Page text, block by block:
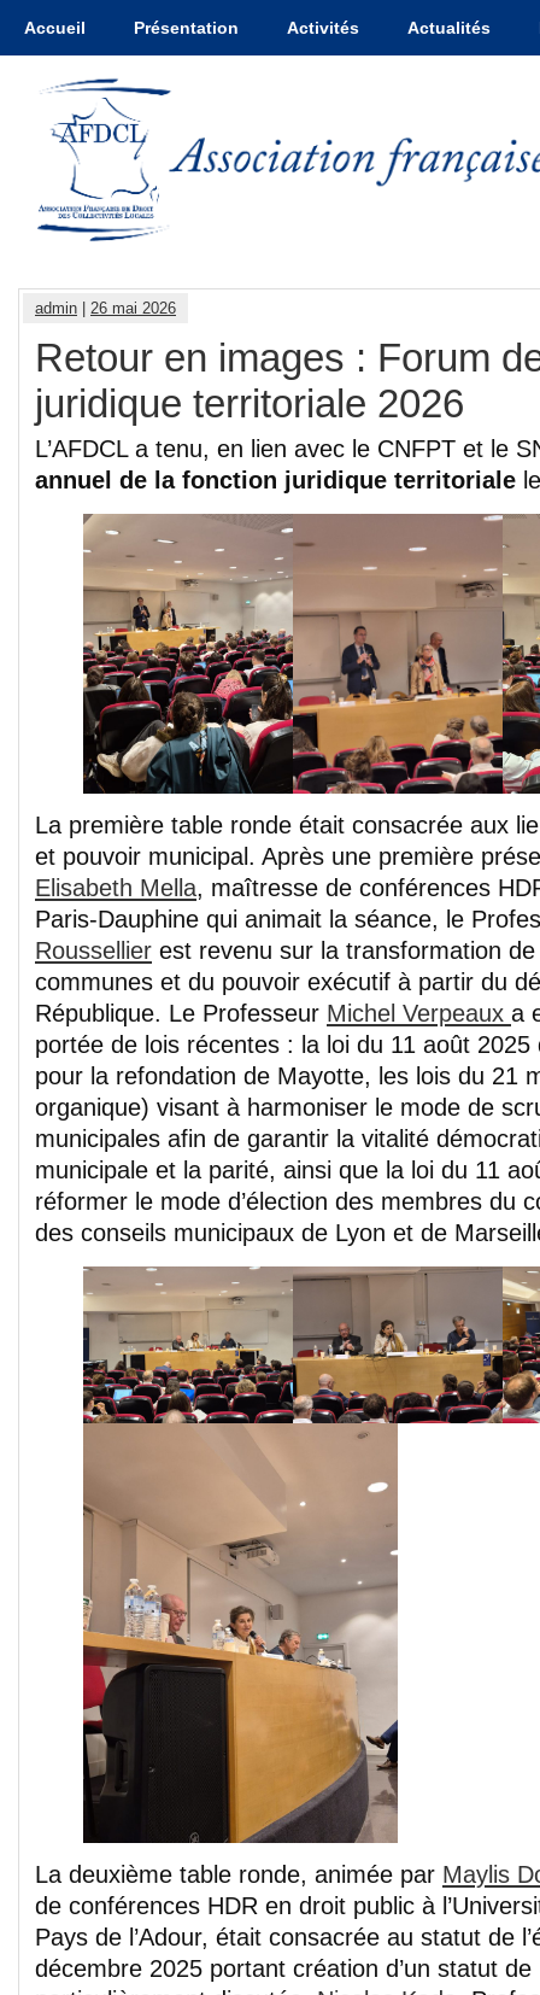
Accueil Présentation Activités Actualités
admin 26 mai 2026
Retour en images : Forum
juridique territoriale 2026
L’AFDCL a tenu, en lien avec le CNFPT et le
annuel de la fonction juridique territoriale
La première table ronde était consacrée aux
et pouvoir municipal. Après une première
Elisabeth Mella, maîtresse de conférences
Paris-Dauphine qui animait la séance, le
Roussellier est revenu sur la transformation de
communes et du pouvoir exécutif à partir du
République. Le Professeur Michel Verpeaux a
portée de lois récentes : la loi du 11 août
pour la refondation de Mayotte, les lois du 21
organique) visant à harmoniser le mode de
municipales afin de garantir la vitalité
municipale et la parité, ainsi que la loi du 11
réformer le mode d’élection des membres du
des conseils municipaux de Lyon et de
La deuxième table ronde, animée par Maylis
de conférences HDR en droit public à
Pays de l’Adour, était consacrée au statut de
décembre 2025 portant création d’un statut de